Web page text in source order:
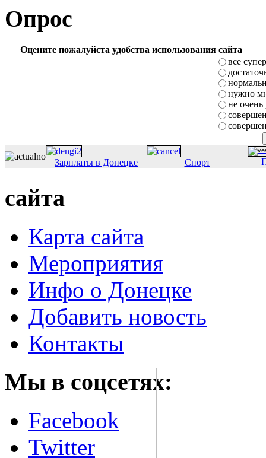
Опрос
Оцените пожалуйста удобства использования сайта
все супер
нужно
не очень
Зарплаты в Донецке Спорт
сайта
Карта сайта
Мероприятия
Инфо о Донецке
Добавить новость
Контакты
Мы в соцсетях:
Facebook
Twitter